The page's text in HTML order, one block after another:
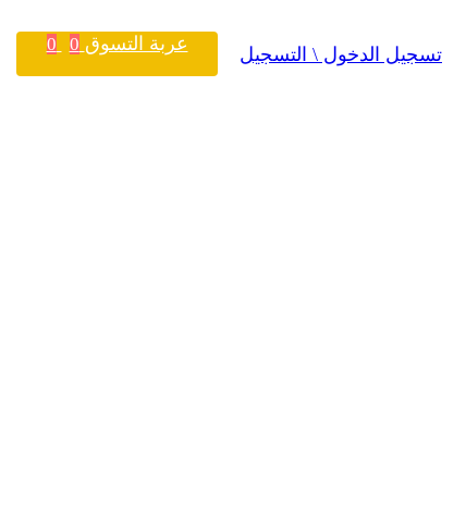
تسجيل الدخول \ التسجيل عربة التسوق 0
0